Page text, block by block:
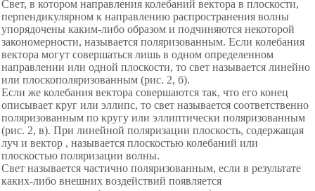
Свет, в котором направления колебаний вектора в плоскости,
перпендикулярном к направлению распространения волны
упорядочены каким-либо образом и подчиняются некоторой
закономерности, называется поляризованным. Если колебания
вектора могут совершаться лишь в одном определенном
направлении или одной плоскости, то свет называется линейно
или плоскополяризованным (рис. 2, б).
Если же колебания вектора совершаются так, что его конец
описывает круг или эллипс, то свет называется соответственно
поляризованным по кругу или эллиптически поляризованным
(рис. 2, в). При линейной поляризации плоскость, содержащая
луч и вектор , называется плоскостью колебаний или
плоскостью поляризации волны.
Свет называется частично поляризованным, если в результате
каких-либо внешних воздействий появляется